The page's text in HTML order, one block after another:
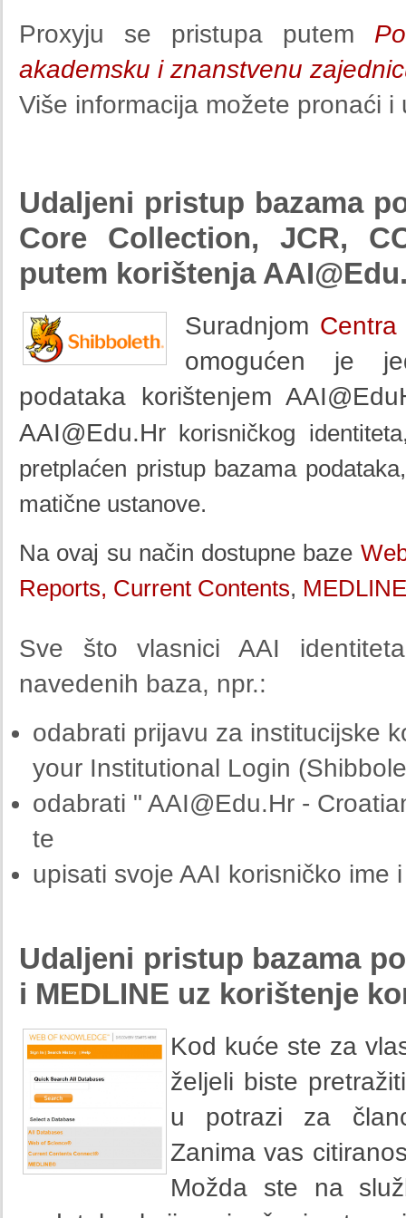
Proxyju se pristupa putem
akademsku i znanstvenu
Više informacija možete pronaći
Udaljeni pristup bazama
Core Collection, JCR,
putem korištenja
Suradnjom
omogućen je
podataka korištenjem
AAI@Edu.Hr korisničkog
pretplaćen pristup bazama
matične ustanove.
Na ovaj su način dostupne baze
Reports, Current Contents, MEDLINE
Sve što vlasnici AAI
navedenih baza, npr.:
odabrati prijavu za institucijske
your Institutional Login
odabrati " AAI@Edu.Hr -
te
upisati svoje AAI korisničko ime
Udaljeni pristup bazama
i MEDLINE uz korištenje
Kod kuće ste za
željeli biste
u potrazi za
Zanima vas
Možda ste na